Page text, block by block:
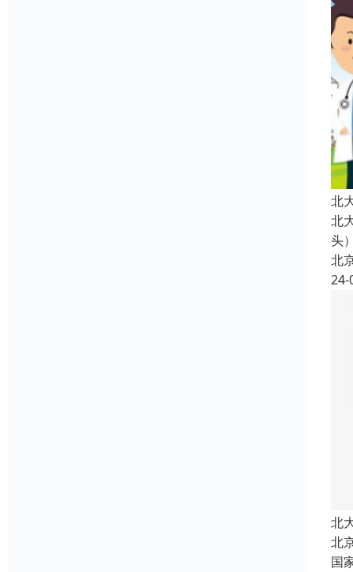
北
北
头
北
24-
北
北
国